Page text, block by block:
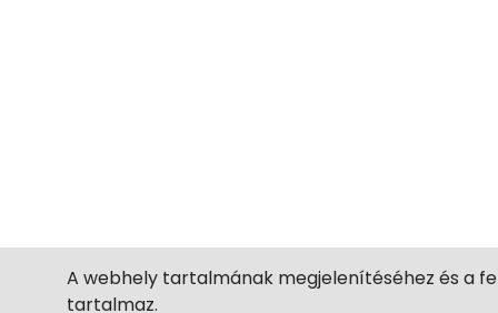
A webhely tartalmának megjelenítéséhez és a
tartalmaz.